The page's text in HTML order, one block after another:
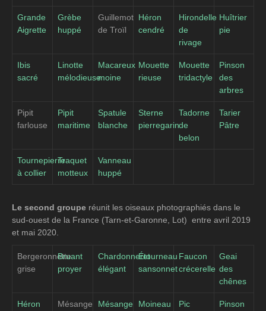
Grande
Aigrette
Grèbe
huppé
Guillemot
de Troïl
Héron
cendré
Hirondelle
de
rivage
Huîtrier
pie
Ibis
sacré
Linotte
mélodieuse
Macareux
moine
Mouette
rieuse
Mouette
tridactyle
Pinson
des
arbres
Pipit
farlouse
Pipit
maritime
Spatule
blanche
Sterne
pierregarin
Tadorne
de
belon
Tarier
Pâtre
Tournepierre
à collier
Traquet
motteux
Vanneau
huppé
Le second groupe réunit les oiseaux photographiés dans le
sud-ouest de la France (Tarn-et-Garonne, Lot) entre avril 2019
et mai 2020.
Bergeronnette
grise
Bruant
proyer
Chardonneret
élégant
Étourneau
sansonnet
Faucon
crécerelle
Geai
des
chênes
Héron
Mésange
Mésange
Moineau
Pic
Pinson